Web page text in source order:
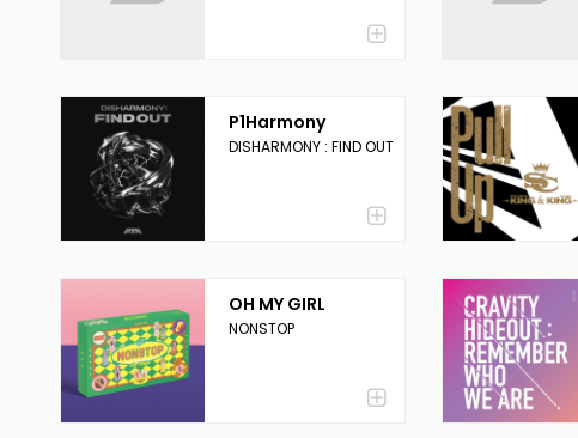
P1Harmony
DISHARMONY : FIND OUT
OH MY GIRL
NONSTOP